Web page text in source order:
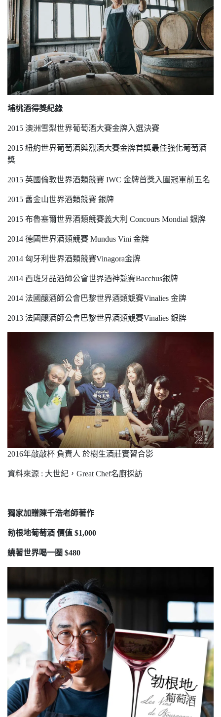
埔桃酒得獎紀錄
2015 澳洲雪梨世界葡萄酒大賽金牌入選決賽
2015 紐約世界葡萄酒與烈酒大賽金牌首獎最佳強化葡萄酒
獎
2015 英國倫敦世界酒類競賽 IWC 金牌首獎入圍冠軍前五名
2015 舊金山世界酒類競賽 銀牌
2015 布魯塞爾世界酒類競賽義大利 Concours Mondial 銀牌
2014 德國世界酒類競賽 Mundus Vini 金牌
2014 匈牙利世界酒類競賽Vinagora金牌
2014 西班牙品酒師公會世界酒神競賽Bacchus銀牌
2014 法國釀酒師公會巴黎世界酒類競賽Vinalies 金牌
2013 法國釀酒師公會巴黎世界酒類競賽Vinalies 銀牌
2016年敲敲杯 負責人 於樹生酒莊實習合影
資料來源 : 大世紀，Great Chef名廚採訪
獨家加贈陳千浩老師著作
勃根地葡萄酒 價值 $1,000
繞著世界喝一圈 $480